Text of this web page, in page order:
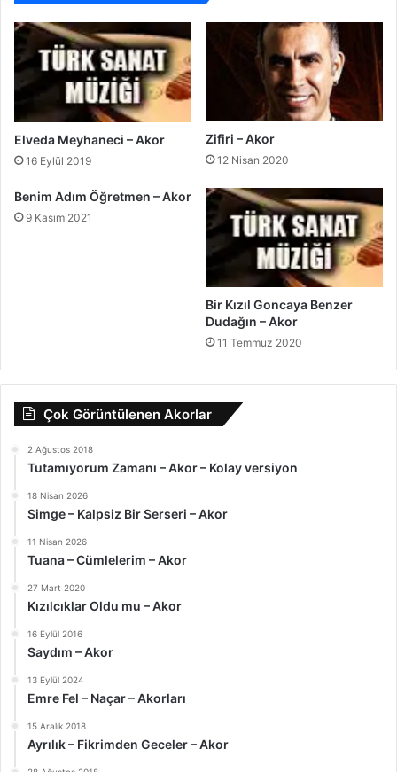
Elveda Meyhaneci – Akor
16 Eylül 2019
Zifiri – Akor
12 Nisan 2020
Benim Adım Öğretmen – Akor
9 Kasım 2021
Bir Kızıl Goncaya Benzer
Dudağın – Akor
11 Temmuz 2020
Çok Görüntülenen Akorlar
2 Ağustos 2018
Tutamıyorum Zamanı – Akor – Kolay versiyon
18 Nisan 2026
Simge – Kalpsiz Bir Serseri – Akor
11 Nisan 2026
Tuana – Cümlelerim – Akor
27 Mart 2020
Kızılcıklar Oldu mu – Akor
16 Eylül 2016
Saydım – Akor
13 Eylül 2024
Emre Fel – Naçar – Akorları
15 Aralık 2018
Ayrılık – Fikrimden Geceler – Akor